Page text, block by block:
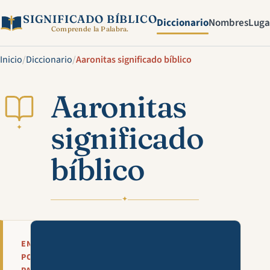
SIGNIFICADO BÍBLICO
Comprende la Palabra. DiccionarioNombres
Inicio/Diccionario/Aaronitas significado bíblico
✦
Aaronitas
significado
bíblico
✦
EN
POCAS
Mira esta explicación en